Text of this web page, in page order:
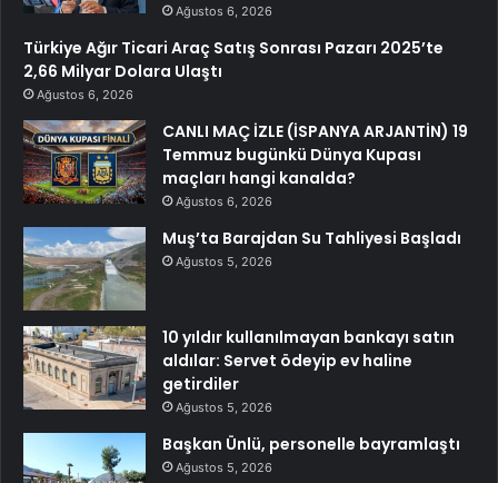
Ağustos 6, 2026
Türkiye Ağır Ticari Araç Satış Sonrası Pazarı 2025’te
2,66 Milyar Dolara Ulaştı
Ağustos 6, 2026
CANLI MAÇ İZLE (İSPANYA ARJANTİN) 19
Temmuz bugünkü Dünya Kupası
maçları hangi kanalda?
Ağustos 6, 2026
Muş’ta Barajdan Su Tahliyesi Başladı
Ağustos 5, 2026
10 yıldır kullanılmayan bankayı satın
aldılar: Servet ödeyip ev haline
getirdiler
Ağustos 5, 2026
Başkan Ünlü, personelle bayramlaştı
Ağustos 5, 2026